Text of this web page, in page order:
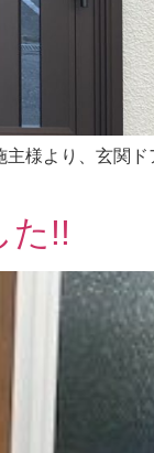
様より、玄関
た!!